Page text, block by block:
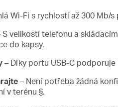
Wi-Fi s rychlostí až 300 Mb/
velikostí telefonu a
do kapsy.
– Díky portu USB-C podporuje
– Není potřeba žádná
v terénu §.